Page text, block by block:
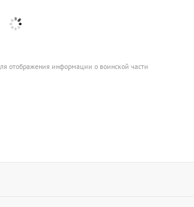
отображения информации о воинской части